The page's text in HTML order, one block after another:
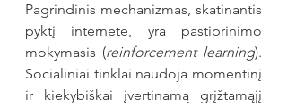
Pagrindinis mechanizmas, skatinantis
pyktį internete, yra pastiprinimo
mokymasis (reinforcement learning).
Socialiniai tinklai naudoja momentinį
ir kiekybiškai įvertinamą grįžtamąjį